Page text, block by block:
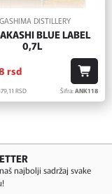
DISTILLERY
BLUE LABEL
0,7L
rsd
11 RSD Šifra:ANK118
najbolji sadržaj svake